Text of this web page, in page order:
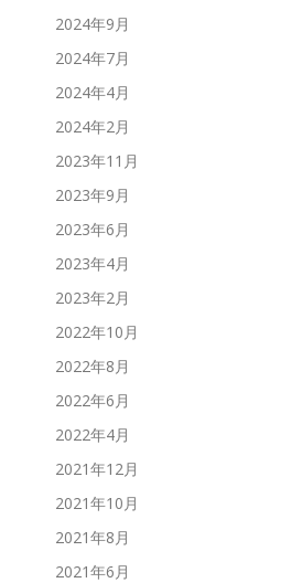
2024年9月
2024年7月
2024年4月
2024年2月
2023年11月
2023年9月
2023年6月
2023年4月
2023年2月
2022年10月
2022年8月
2022年6月
2022年4月
2021年12月
2021年10月
2021年8月
2021年6月